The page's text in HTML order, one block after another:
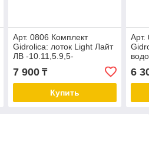
Арт. 0806 Комплект
Gidrolica: лоток Light Лайт
ЛВ -10.11,5.9,5-
пластиковый с решеткой
стальной кл.А
7 900₸
Купить
Арт.
с
6